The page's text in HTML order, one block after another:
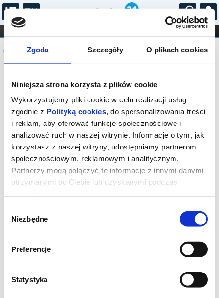
Zgoda Szczegóły O plikach cookies
Niniejsza strona korzysta z plików cookie
Wykorzystujemy pliki cookie w celu realizacji usług
zgodnie z Polityką cookies, do spersonalizowania treści
i reklam, aby oferować funkcje społecznościowe i
analizować ruch w naszej witrynie. Informacje o tym, jak
korzystasz z naszej witryny, udostępniamy partnerom
społecznościowym, reklamowym i analitycznym.
Partnerzy mogą połączyć te informacje z innymi danymi
otrzymanymi od Ciebie lub uzyskanymi podczas
zgody
Niezbędne
Preferencje
Statystyka
...
FILHARMONIA OPERA I BALET
STAND-UP
DLA DZIECI
Komunikat
Sprzedaż biletów on-line na wydarzenie
została zakończona.